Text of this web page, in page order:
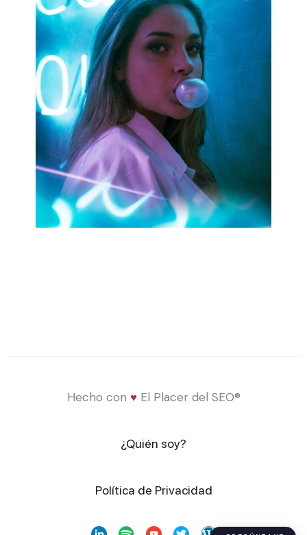
Hecho con ♥El Placer del SEO®
¿Quién soy?
Política de Privacidad